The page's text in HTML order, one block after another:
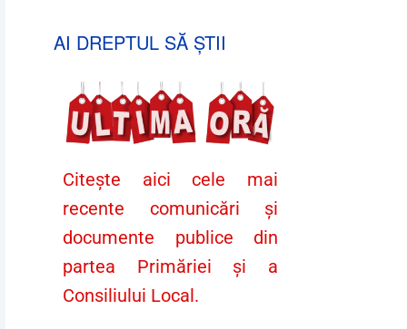
AI DREPTUL SĂ ȘTII
Citește aici cele mai
recente comunicări și
documente publice din
partea Primăriei și a
Consiliului Local.